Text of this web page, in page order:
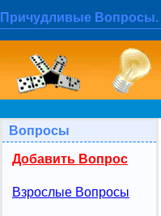
Причудливые Вопросы.
Вопросы
Добавить Вопрос
Взрослые Вопросы